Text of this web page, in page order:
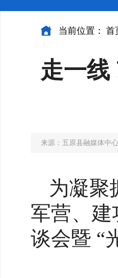
当前位置： 首
走一线
来源：五原县融媒体中心
为凝聚
军营、建
谈会暨 “